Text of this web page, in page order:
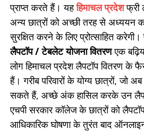
प्राप्त करते हैं। यहहिमाचल प्रदेशफ्री
अन्य छात्रों को अच्छी तरह से
सुरक्षित करने के लिए प्रोत्साहित करेगी।
लैपटॉप / टेबलेट योजना वितरणएक
लोग हिमाचल प्रदेश लैपटॉप वितरण के
हैं। गरीब परिवारों के योग्य छात्रों, जो
सकते हैं, अच्छे अंक हासिल करके उन
एचपी सरकार कॉलेज के छात्रों को
आधिकारिक घोषणा के तुरंत बाद